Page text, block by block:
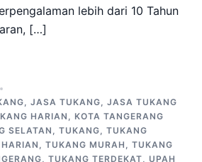
lebih dari 10 Tahun
[…]
, JASA TUKANG, JASA TUKANG
HARIAN , KOTA TANGERANG
SELATAN , TUKANG, TUKANG
, TUKANG MURAH , TUKANG
, TUKANG TERDEKAT, UPAH